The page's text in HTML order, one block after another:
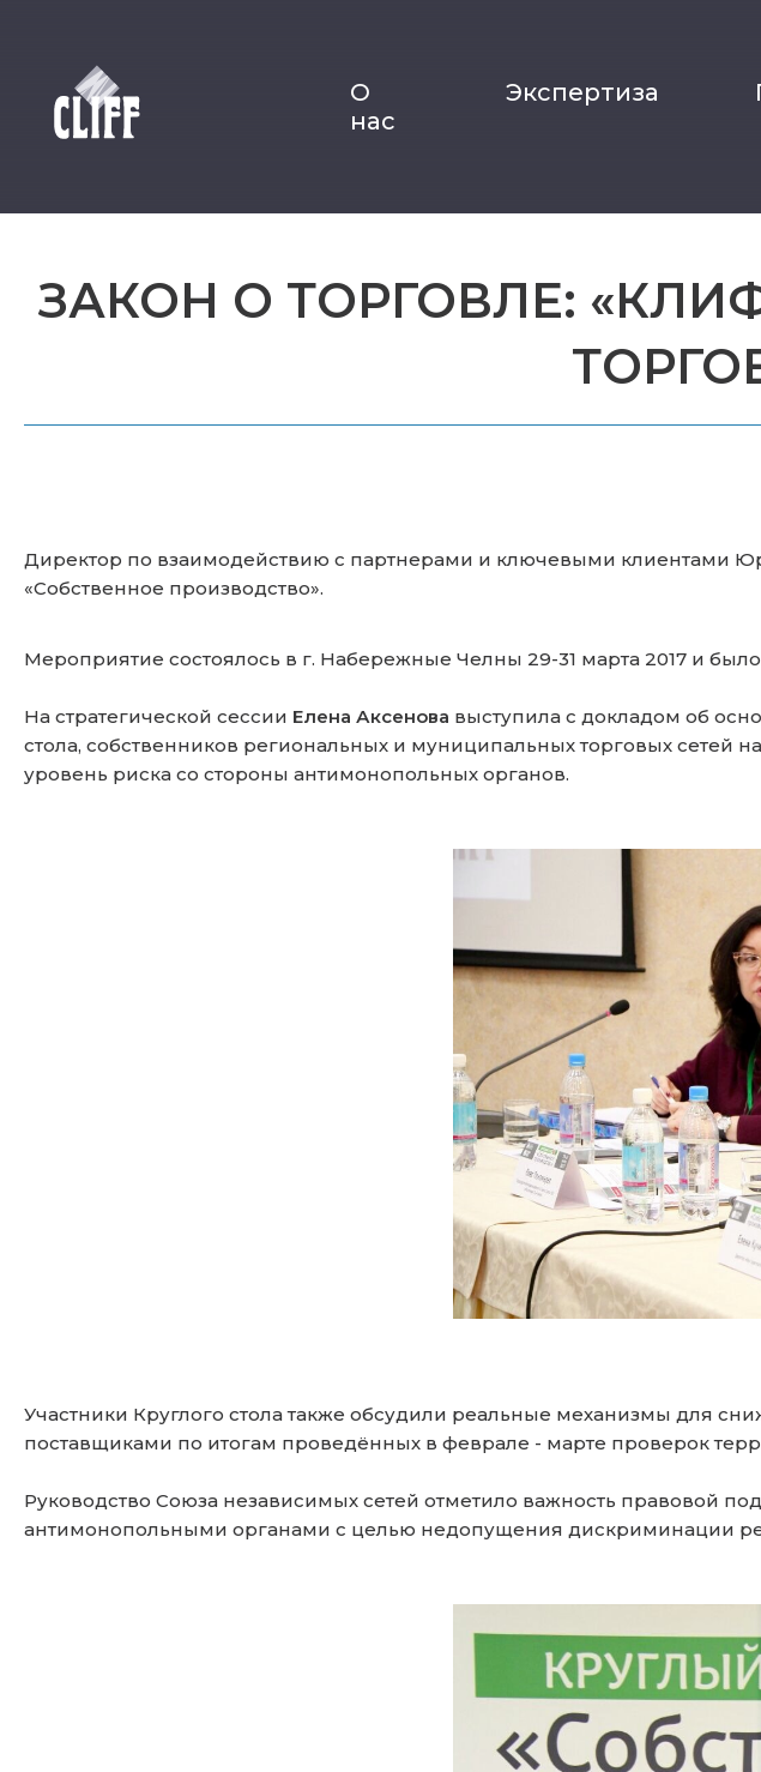
О
нас
Экспертиза
ЗАКОН О ТОРГОВЛЕ:
Директор по взаимодействию с партнерами и ключевыми клиентами
«Собственное производство».
Мероприятие состоялось в г. Набережные Челны 29-31 марта 2017 и
На стратегической сессии Елена Аксенова выступила с докладом об
стола, собственников региональных и муниципальных торговых
уровень риска со стороны антимонопольных органов.
Участники Круглого стола также обсудили реальные механизмы для
поставщиками по итогам проведённых в феврале - марте проверок
Руководство Союза независимых сетей отметило важность правовой
антимонопольными органами с целью недопущения дискриминации